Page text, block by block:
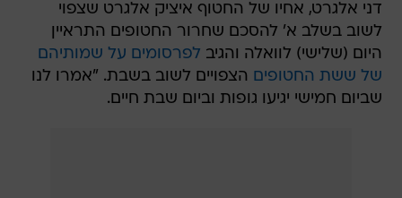
דני אלגרט, אחיו של החטוף איציק אלגרט שצפוי
לשוב בשלב א' להסכם שחרור החטופים התראיין
היום (שלישי) לוואלה והגיב לפרסומים על שמותיהם
של ששת החטופים הצפויים לשוב בשבת. "אמרו לנו
שביום חמישי יגיעו גופות וביום שבת חיים.